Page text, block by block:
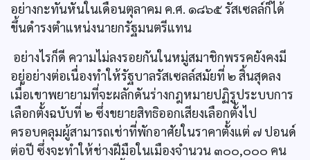
อย่างกะทันหันในเดือนตุลาคม ค.ศ. ๑๘๖๕ รัสเซลล์ก็ได้
ขึ้นดำรงตำแหน่งนายกรัฐมนตรีแทน
อย่างไรก็ดี ความไม่ลงรอยกันในหมู่สมาชิกพรรคยังคงมี
อยู่อย่างต่อเนื่องทำให้รัฐบาลรัสเซลล์สมัยที่ ๒ สิ้นสุดลง
เมื่อเขาพยายามที่จะผลักดันร่างกฎหมายปฏิรูประบบการ
เลือกตั้งฉบับที่ ๒ ซึ่งขยายสิทธิออกเสียงเลือกตั้งไป
ครอบคลุมผู้สามารถเช่าที่พักอาศัยในราคาตั้งแต่ ๗ ปอนด์
ต่อปี ซึ่งจะทำให้ช่างฝีมือในเมืองจำนวน ๓๐๐,๐๐๐ คน